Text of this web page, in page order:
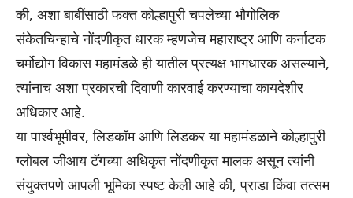
की, अशा बाबींसाठी फक्त कोल्हापुरी चपलेच्या भौगोलिक
संकेतचिन्हाचे नोंदणीकृत धारक म्हणजेच महाराष्ट्र आणि कर्नाटक
चर्मोद्योग विकास महामंडळे ही यातील प्रत्यक्ष भागधारक असल्याने,
त्यांनाच अशा प्रकारची दिवाणी कारवाई करण्याचा कायदेशीर
अधिकार आहे.
या पार्श्वभूमीवर, लिडकॉम आणि लिडकर या महामंडळाने कोल्हापुरी
ग्लोबल जीआय टॅगच्या अधिकृत नोंदणीकृत मालक असून त्यांनी
संयुक्तपणे आपली भूमिका स्पष्ट केली आहे की, प्राडा किंवा तत्सम